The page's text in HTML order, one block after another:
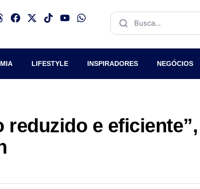
LIFESTYLE INSPIRADORES NEGÓCIOS
reduzido e eficiente”,